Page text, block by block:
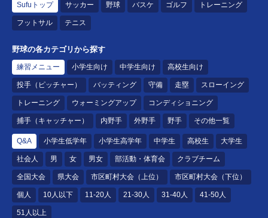
Sufuトップ サッカー 野球 バスケ ゴルフ トレーニング
フットサル テニス
野球の各カテゴリから探す
練習メニュー 小学生向け 中学生向け 高校生向け
投手（ピッチャー） バッティング 守備 走塁 スローイング
トレーニング ウォーミングアップ コンディショニング
捕手（キャッチャー） 内野手 外野手 野手 その他一覧
Q&A 小学生低学年 小学生高学年 中学生 高校生 大学生
社会人 男 女 男女 部活動・体育会 クラブチーム
全国大会 県大会 市区町村大会（上位） 市区町村大会（下位）
個人 10人以下 11-20人 21-30人 31-40人 41-50人
51人以上